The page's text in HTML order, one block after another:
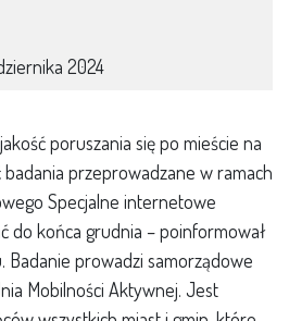
2024
poruszania się po mieście na
przeprowadzane w ramach
Specjalne internetowe
do końca grudnia – poinformował
Badanie prowadzi samorządowe
Mobilności Aktywnej. Jest